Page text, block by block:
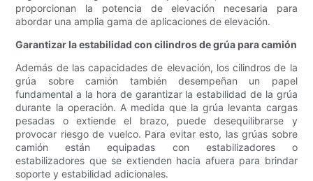
proporcionan la potencia de elevación necesaria para
abordar una amplia gama de aplicaciones de elevación.
Garantizar la estabilidad con cilindros de grúa para camión
Además de las capacidades de elevación, los cilindros de la
grúa sobre camión también desempeñan un papel
fundamental a la hora de garantizar la estabilidad de la grúa
durante la operación. A medida que la grúa levanta cargas
pesadas o extiende el brazo, puede desequilibrarse y
provocar riesgo de vuelco. Para evitar esto, las grúas sobre
camión están equipadas con estabilizadores o
estabilizadores que se extienden hacia afuera para brindar
soporte y estabilidad adicionales.